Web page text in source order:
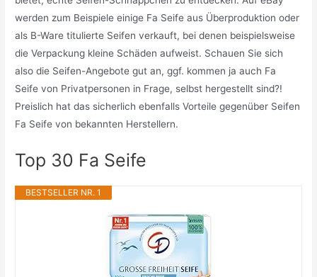
werden zum Beispiele einige Fa Seife aus Überproduktion oder
als B-Ware titulierte Seifen verkauft, bei denen beispielsweise
die Verpackung kleine Schäden aufweist. Schauen Sie sich
also die Seifen-Angebote gut an, ggf. kommen ja auch Fa
Seife von Privatpersonen in Frage, selbst hergestellt sind?!
Preislich hat das sicherlich ebenfalls Vorteile gegenüber Seifen
Fa Seife von bekannten Herstellern.
Top 30 Fa Seife
BESTSELLER NR. 1